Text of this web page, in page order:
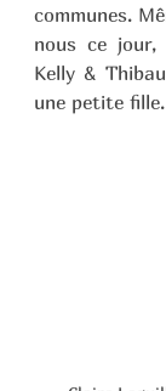
communes.
nous ce
Kelly &
une petite fille.